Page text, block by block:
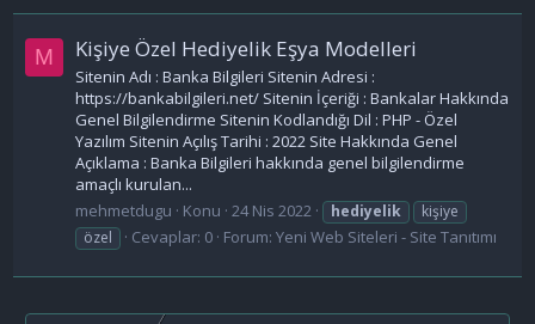
M Kişiye Özel Hediyelik Eşya Modelleri
Sitenin Adı : Banka Bilgileri Sitenin Adresi :
https://bankabilgileri.net/ Sitenin İçeriği : Bankalar Hakkında
Genel Bilgilendirme Sitenin Kodlandığı Dil : PHP - Özel
Yazılım Sitenin Açılış Tarihi : 2022 Site Hakkında Genel
Açıklama : Banka Bilgileri hakkında genel bilgilendirme
amaçlı kurulan...
mehmetdugu
Konu 24 Nis 2022 hediyelik
kişiye
özel
Cevaplar: 0 Forum:Yeni Web Siteleri - Site Tanıtımı